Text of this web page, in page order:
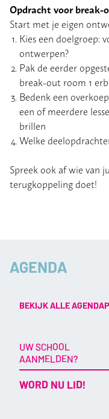
Opdracht voor
Start met je eigen
Kies een doelgroep:
ontwerpen?
Pak de eerder
break-out room 1
Bedenk een
een of meerdere
brillen
Welke
Spreek ook af wie van
terugkoppeling doet!
AGENDA
BEKIJK ALLE
UW SCHOOL
AANMELDEN?
WORD NU LID!